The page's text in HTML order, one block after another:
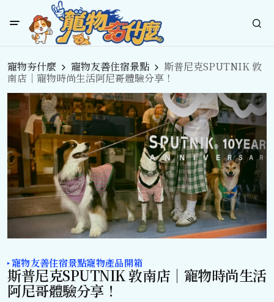
寵物夯什麼 寵物友善住宿景點
斯普尼克SPUTNIK 敦
南店｜寵物時尚生活阿尼哥體驗分享！
寵物友善住宿景點寵物產品開箱
斯普尼克SPUTNIK 敦南店｜寵物時尚生活
阿尼哥體驗分享！